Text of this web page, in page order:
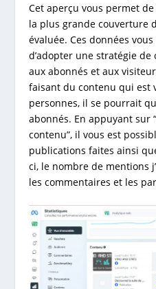
Cet aperçu vous permet
la plus grande couverture
évaluée. Ces données
d’adopter une stratégie
aux abonnés et aux
faisant du contenu qui est
personnes, il se pourrait
abonnés. En appuyant sur
contenu”, il vous est
publications faites ainsi
ci, le nombre de mentions
les commentaires et les